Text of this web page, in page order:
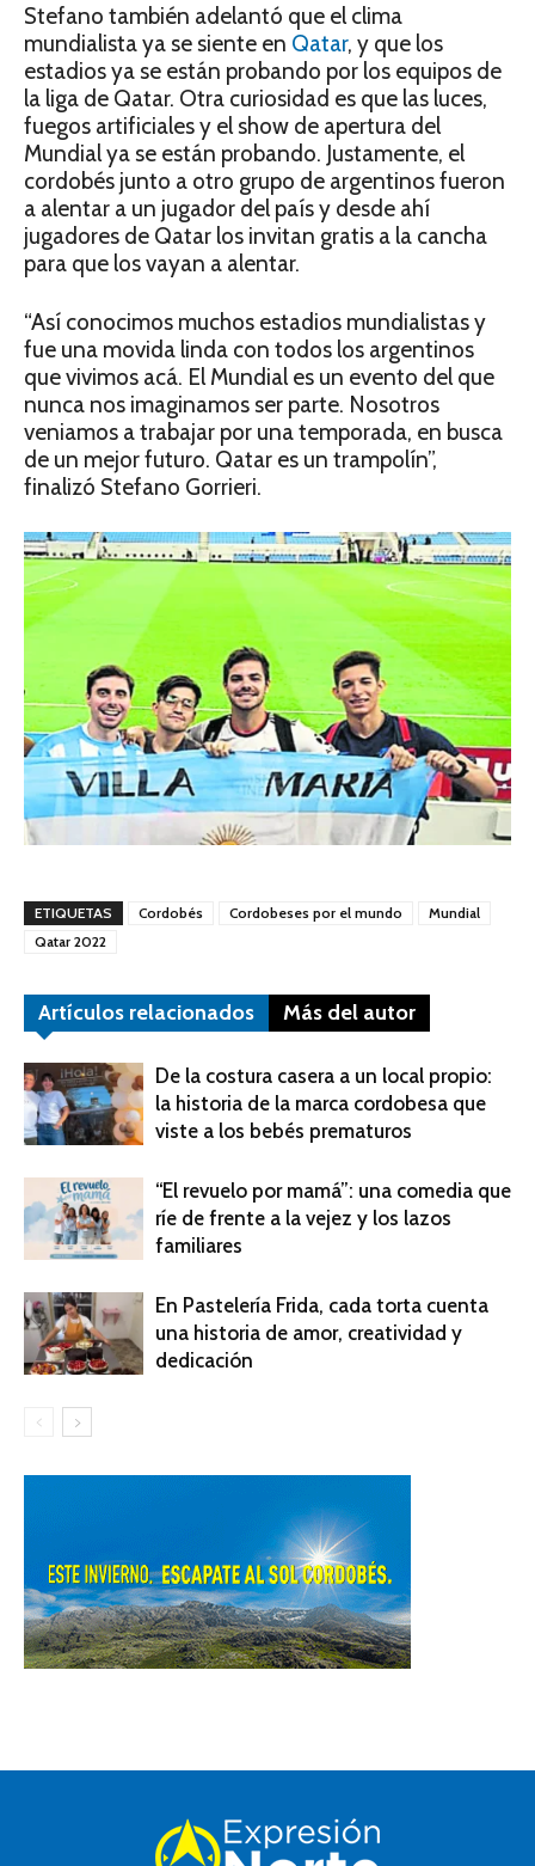
Stefano también adelantó que el clima
mundialista ya se siente en Qatar, y que los
estadios ya se están probando por los equipos de
la liga de Qatar. Otra curiosidad es que las luces,
fuegos artificiales y el show de apertura del
Mundial ya se están probando. Justamente, el
cordobés junto a otro grupo de argentinos fueron
a alentar a un jugador del país y desde ahí
jugadores de Qatar los invitan gratis a la cancha
para que los vayan a alentar.
“Así conocimos muchos estadios mundialistas y
fue una movida linda con todos los argentinos
que vivimos acá. El Mundial es un evento del que
nunca nos imaginamos ser parte. Nosotros
veniamos a trabajar por una temporada, en busca
de un mejor futuro. Qatar es un trampolín”,
finalizó Stefano Gorrieri.
ETIQUETAS Cordobés Cordobeses por el mundo
Mundial
Qatar 2022
Artículos relacionados Más del autor
De la costura casera a un local propio:
la historia de la marca cordobesa que
viste a los bebés prematuros
“El revuelo por mamá”: una comedia que
ríe de frente a la vejez y los lazos
familiares
En Pastelería Frida, cada torta cuenta
una historia de amor, creatividad y
dedicación